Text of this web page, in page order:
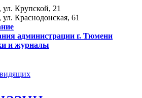
Крупской, 21
Краснодонская, 61
администрации г. Тюмени
и журналы